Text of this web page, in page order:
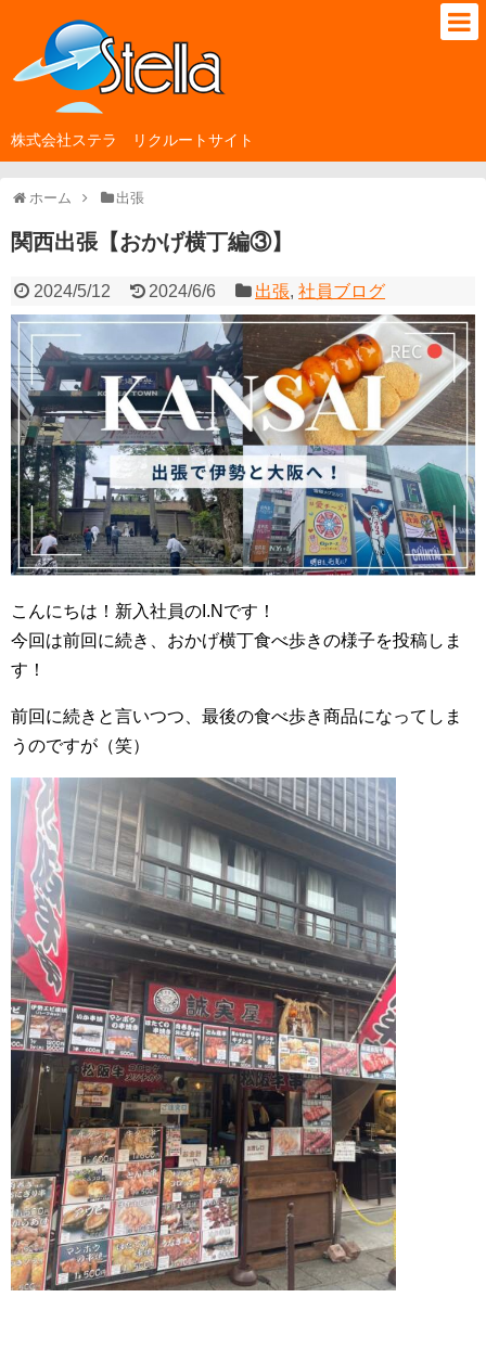
株式会社ステラ リクルートサイト
ホーム 出張
関西出張【おかげ横丁編③】
2024/5/12 2024/6/6 出張,社員ブログ
こんにちは！新入社員のI.Nです！
今回は前回に続き、おかげ横丁食べ歩きの様子を投稿しま
す！
前回に続きと言いつつ、最後の食べ歩き商品になってしま
うのですが（笑）